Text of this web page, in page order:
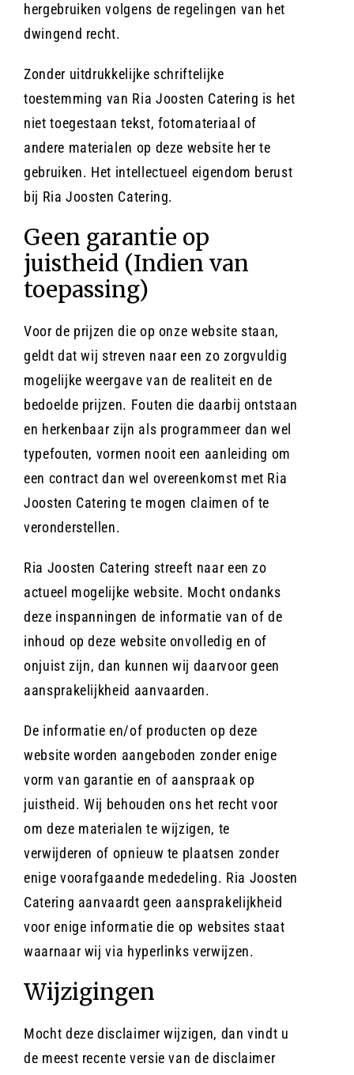
hergebruiken volgens de regelingen van het
dwingend recht.
Zonder uitdrukkelijke schriftelijke
toestemming van Ria Joosten Catering is het
niet toegestaan tekst, fotomateriaal of
andere materialen op deze website her te
gebruiken. Het intellectueel eigendom berust
bij Ria Joosten Catering.
Geen garantie op
juistheid (Indien van
toepassing)
Voor de prijzen die op onze website staan,
geldt dat wij streven naar een zo zorgvuldig
mogelijke weergave van de realiteit en de
bedoelde prijzen. Fouten die daarbij ontstaan
en herkenbaar zijn als programmeer dan wel
typefouten, vormen nooit een aanleiding om
een contract dan wel overeenkomst met Ria
Joosten Catering te mogen claimen of te
veronderstellen.
Ria Joosten Catering streeft naar een zo
actueel mogelijke website. Mocht ondanks
deze inspanningen de informatie van of de
inhoud op deze website onvolledig en of
onjuist zijn, dan kunnen wij daarvoor geen
aansprakelijkheid aanvaarden.
De informatie en/of producten op deze
website worden aangeboden zonder enige
vorm van garantie en of aanspraak op
juistheid. Wij behouden ons het recht voor
om deze materialen te wijzigen, te
verwijderen of opnieuw te plaatsen zonder
enige voorafgaande mededeling. Ria Joosten
Catering aanvaardt geen aansprakelijkheid
voor enige informatie die op websites staat
waarnaar wij via hyperlinks verwijzen.
Wijzigingen
Mocht deze disclaimer wijzigen, dan vindt u
de meest recente versie van de disclaimer